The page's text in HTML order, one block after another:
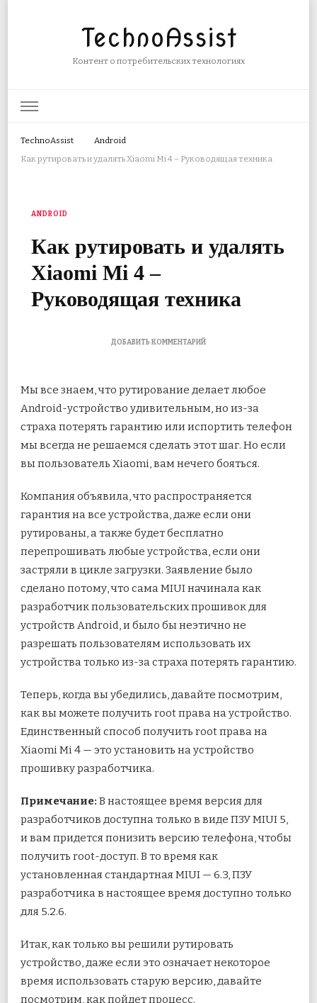
TechnoAssist
Контент о потребительских технологиях
TechnoAssist
Android
Как рутировать и удалять Xiaomi Mi 4 – Руководящая техника
ANDROID
Как рутировать и удалять
Xiaomi Mi 4 –
Руководящая техника
ДОБАВИТЬ КОММЕНТАРИЙК
И
XIAOMI
MI
–
РУКОВОДЯЩАЯ
Мы все знаем, что рутирование делает любое
Android-устройство удивительным, но из-за
страха потерять гарантию или испортить телефон
мы всегда не решаемся сделать этот шаг. Но если
вы пользователь Xiaomi, вам нечего бояться.
Компания объявила, что распространяется
гарантия на все устройства, даже если они
рутированы, а также будет бесплатно
перепрошивать любые устройства, если они
застряли в цикле загрузки. Заявление было
сделано потому, что сама MIUI начинала как
разработчик пользовательских прошивок для
устройств Android, и было бы неэтично не
разрешать пользователям использовать их
устройства только из-за страха потерять гарантию.
Теперь, когда вы убедились, давайте посмотрим,
как вы можете получить root права на устройство.
Единственный способ получить root права на
Xiaomi Mi 4 — это установить на устройство
прошивку разработчика.
Примечание: В настоящее время версия для
разработчиков доступна только в виде ПЗУ MIUI 5,
и вам придется понизить версию телефона, чтобы
получить root-доступ. В то время как
установленная стандартная MIUI — 6.3, ПЗУ
разработчика в настоящее время доступно только
для 5.2.6.
Итак, как только вы решили рутировать
устройство, даже если это означает некоторое
время использовать старую версию, давайте
посмотрим, как пойдет процесс.